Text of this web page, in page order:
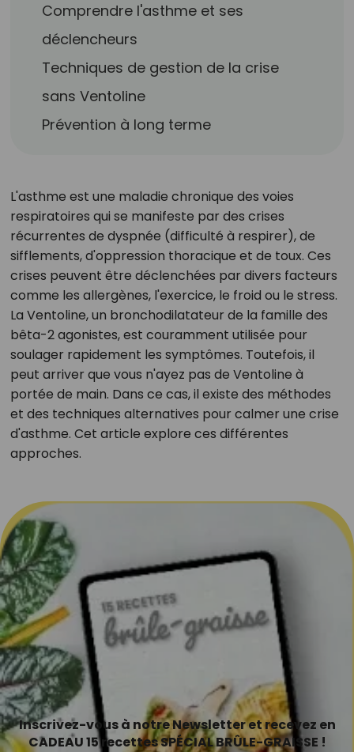
Comprendre l'asthme et ses
déclencheurs
Techniques de gestion de la crise
sans Ventoline
Prévention à long terme
L'asthme est une maladie chronique des voies
respiratoires qui se manifeste par des crises
récurrentes de dyspnée (difficulté à respirer), de
sifflements, d'oppression thoracique et de toux. Ces
crises peuvent être déclenchées par divers facteurs
comme les allergènes, l'exercice, le froid ou le stress.
La Ventoline, un bronchodilatateur de la famille des
bêta-2 agonistes, est couramment utilisée pour
soulager rapidement les symptômes. Toutefois, il
peut arriver que vous n'ayez pas de Ventoline à
portée de main. Dans ce cas, il existe des méthodes
et des techniques alternatives pour calmer une crise
d'asthme. Cet article explore ces différentes
approches.
Inscrivez-vous à notre Newsletter et recevez en
CADEAU 15 recettes SPÉCIAL BRÛLE-GRAISSE !